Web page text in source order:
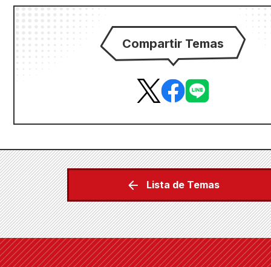
Compartir Temas
Lista de Temas